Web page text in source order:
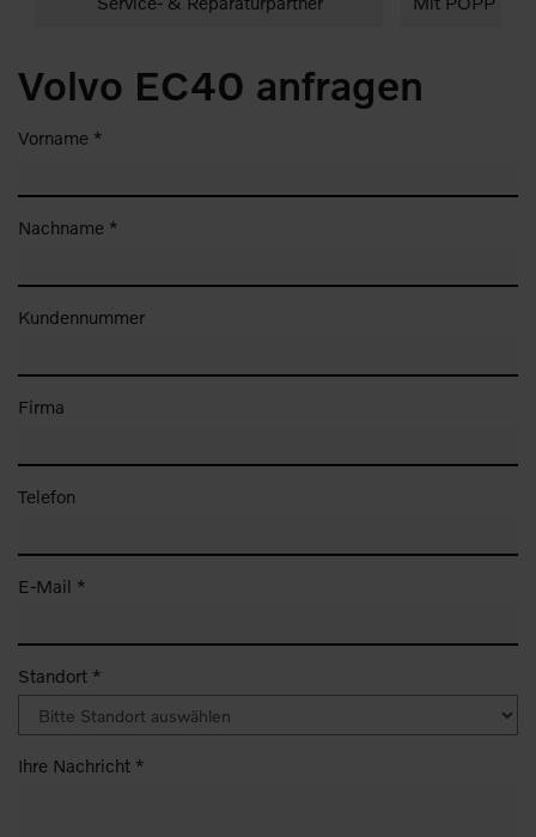
Leistungen
Volvo EC40 anfragen
Vorname *
Nachname *
Kundennummer
Firma
Telefon
E-Mail *
Standort *
Ihre Nachricht *